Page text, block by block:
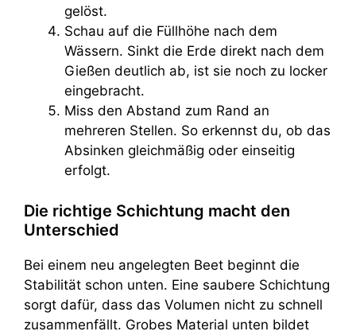
gelöst.
Schau auf die Füllhöhe nach dem
Wässern. Sinkt die Erde direkt nach dem
Gießen deutlich ab, ist sie noch zu locker
eingebracht.
Miss den Abstand zum Rand an
mehreren Stellen. So erkennst du, ob das
Absinken gleichmäßig oder einseitig
erfolgt.
Die richtige Schichtung macht den
Unterschied
Bei einem neu angelegten Beet beginnt die
Stabilität schon unten. Eine saubere Schichtung
sorgt dafür, dass das Volumen nicht zu schnell
zusammenfällt. Grobes Material unten bildet